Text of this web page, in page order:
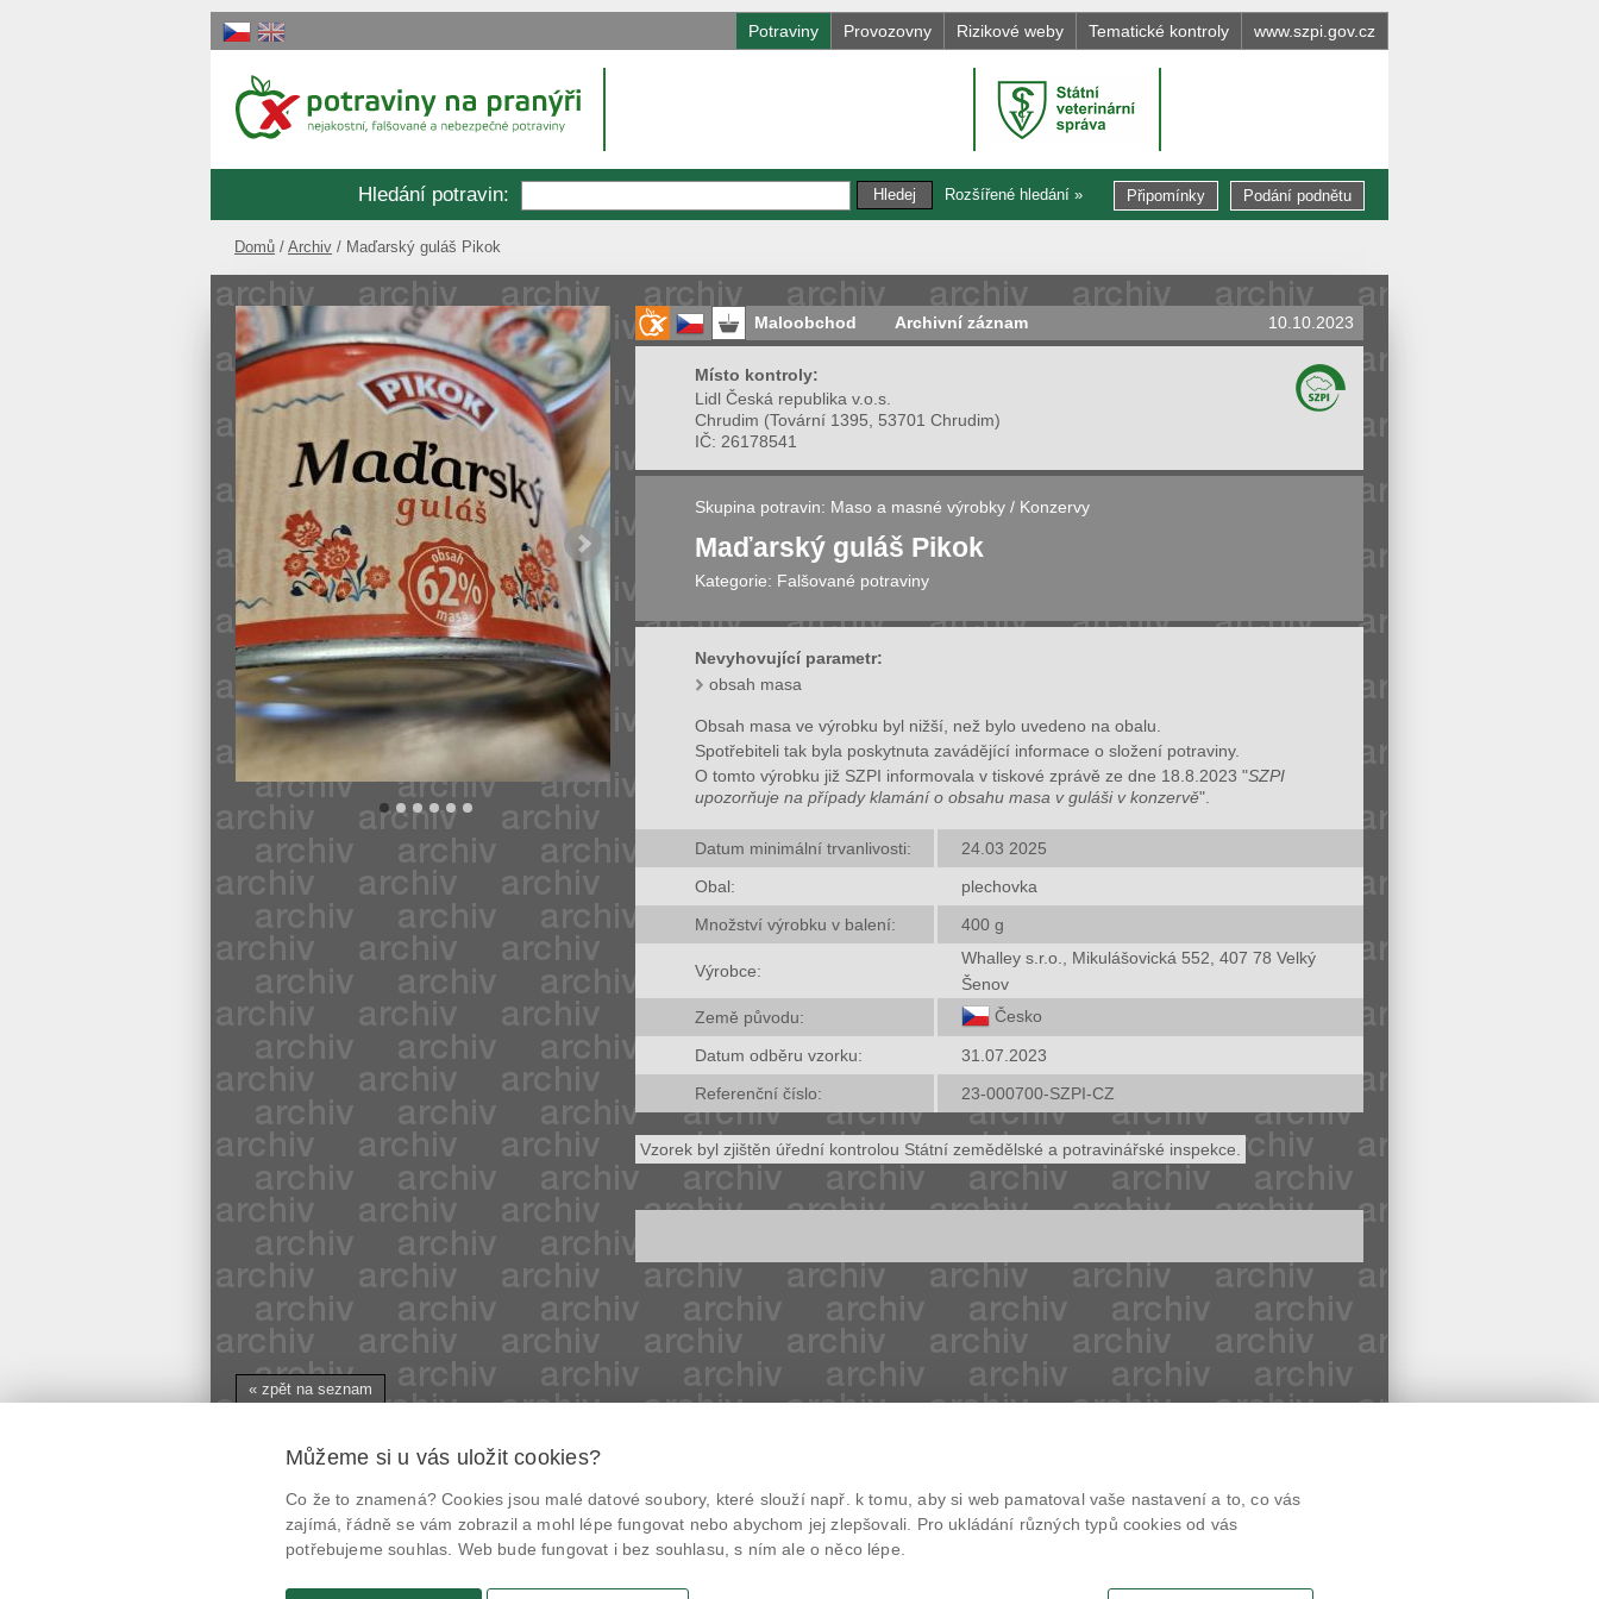
Potraviny Provozovny Rizikové weby Tematické kontroly www.szpi.gov.cz
Hledání potravin: Rozšířené hledání » Podání podnětu
Připomínky
Domů Archiv Maďarský guláš Pikok
Maloobchod Archivní záznam 10.10.2023
Místo kontroly:
Lidl Česká republika v.o.s.
Chrudim (Tovární 1395, 53701 Chrudim)
IČ: 26178541
Skupina potravin: Maso a masné výrobky / Konzervy
Maďarský guláš Pikok
Kategorie: Falšované potraviny
Nevyhovující parametr:
obsah masa
Obsah masa ve výrobku byl nižší, než bylo uvedeno na obalu.
Spotřebiteli tak byla poskytnuta zavádějící informace o složení potraviny.
O tomto výrobku již SZPI informovala v tiskové zprávě ze dne 18.8.2023 "SZPI
upozorňuje na případy klamání o obsahu masa v guláši v konzervě".
Datum minimální trvanlivosti:
24.03 2025
Obal:
plechovka
Množství výrobku v balení:
400 g
Výrobce:
Whalley s.r.o., Mikulášovická 552, 407 78 Velký
Šenov
Země původu:
Česko
Datum odběru vzorku:
31.07.2023
Referenční číslo:
23-000700-SZPI-CZ
Vzorek byl zjištěn úřední kontrolou Státní zemědělské a potravinářské inspekce.
« zpět na seznam
@potravinynapranyri @NaPranyri
© Státní zemědělská a potravinářská inspekce 2026
Květná 15, 603 00 Brno,
epodatelna
szpi.gov.cz
ID datové schránky: avraiqg
IČO: 75014149, DIČ: CZ75014149
Připomínky
Tisk stránky
Můžeme si u vás uložit cookies?
Co že to znamená? Cookies jsou malé datové soubory, které slouží např. k tomu, aby si web pamatoval vaše nastavení a to, co vás
zajímá, řádně se vám zobrazil a mohl lépe fungovat nebo abychom jej zlepšovali. Pro ukládání různých typů cookies od vás
potřebujeme souhlas. Web bude fungovat i bez souhlasu, s ním ale o něco lépe.